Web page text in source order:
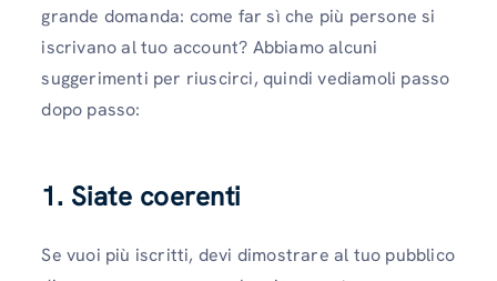
grande domanda: come far sì che più persone si
iscrivano al tuo account? Abbiamo alcuni
suggerimenti per riuscirci, quindi vediamoli passo
dopo passo:
1. Siate coerenti
Se vuoi più iscritti, devi dimostrare al tuo pubblico